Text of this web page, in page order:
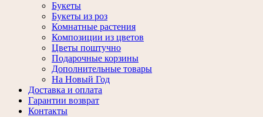
Букеты
Букеты из роз
Комнатные растения
Композиции из цветов
Цветы поштучно
Подарочные корзины
Дополнительные товары
На Новый Год
Доставка и оплата
Гарантии возврат
Контакты